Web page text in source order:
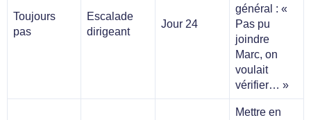
Toujours
pas
Escalade
dirigeant
Jour 24
général : «
Pas pu
joindre
Marc, on
voulait
vérifier… »
Mettre en